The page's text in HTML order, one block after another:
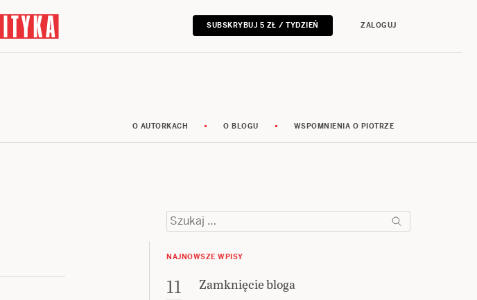
SUBSKRYBUJ 5 ZŁ / TYDZIEŃ ZALOGUJ
O AUTORKACH O BLOGU WSPOMNIENIA O PIOTRZE
Szukaj:
NAJNOWSZE WPISY
11 Zamknięcie bloga